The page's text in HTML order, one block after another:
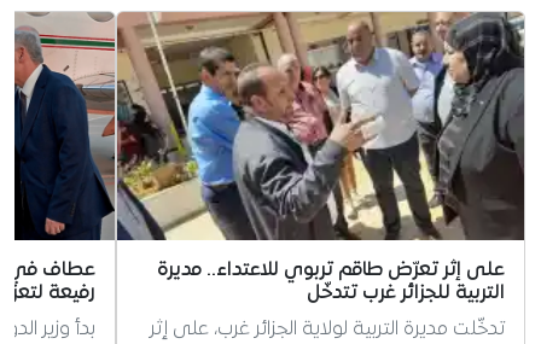
على إثر تعرّض طاقم تربوي للاعتداء.. مديرة
التربية للجزائر غرب تتدخّل
تدخّلت مديرة التربية لولاية الجزائر غرب، على إثر
عطاف في
رفيعة
بدأ وزير